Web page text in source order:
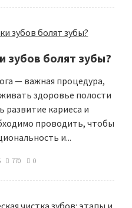
зубов болят зубы?
— важная процедура,
здоровье полости
кариеса и
проводить, чтобы
и...
770 0